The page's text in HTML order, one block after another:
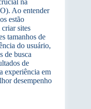
na
Ao entender
estão
sites
tamanhos de
do usuário,
de busca
de
experiência em
desempenho